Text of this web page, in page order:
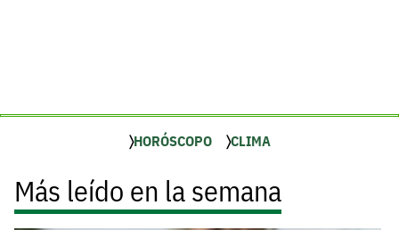
HORÓSCOPO CLIMA
Más leído en la semana